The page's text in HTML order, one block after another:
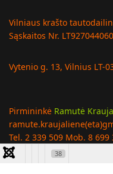
Vilniaus krašto
Sąskaitos Nr.
Vytenio g. 13, Vilnius LT-
Pirmininkė Ramutė
Tel. 2 339 509 Mob. 8 699
38